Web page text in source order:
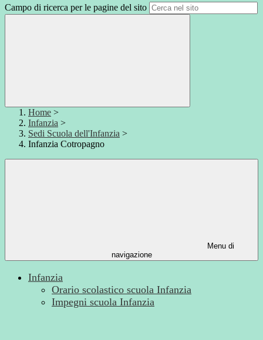
Campo di ricerca per le pagine del sito
Home >
Infanzia >
Sedi Scuola dell'Infanzia >
Infanzia Cotropagno
Menu di
navigazione
Infanzia
Orario scolastico scuola Infanzia
Impegni scuola Infanzia